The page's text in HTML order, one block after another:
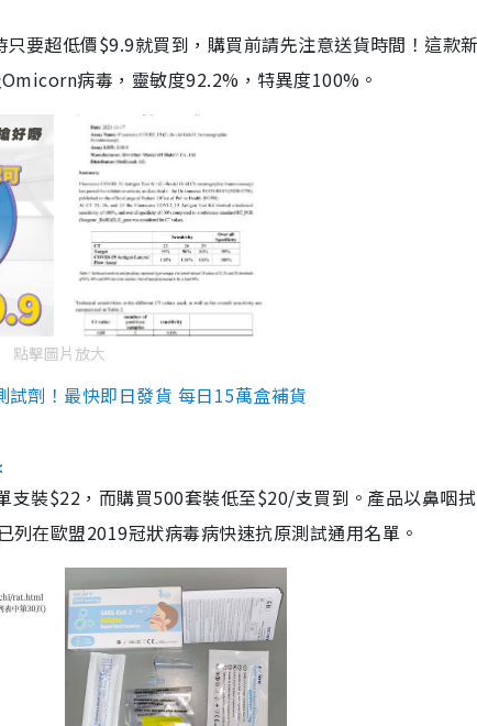
要超低價$9.9就買到，購買前請先注意送貨時間！這款
病毒，靈敏度92.2%，特異度100%。
點擊圖片放大
劑！最快即日發貨 每日15萬盒補貨
支裝$22，而購買500套裝低至$20/支買到。產品以鼻咽
在歐盟2019冠狀病毒病快速抗原測試通用名單。